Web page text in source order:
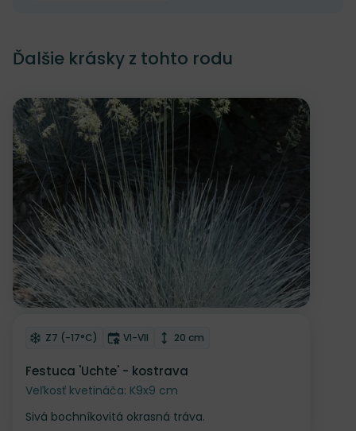
Ďalšie krásky z tohto rodu
Odober do zoznamu želaní
Mrazuvzdornosť
Z7 (-17°C) Doba kvitnutia
VI-VII Výška rastliny
20 cm
Festuca 'Uchte' - kostrava
Veľkosť kvetináča: K9x9 cm
Sivá bochníkovitá okrasná tráva.